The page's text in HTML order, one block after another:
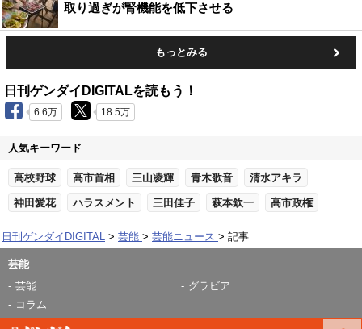
取り過ぎが腎機能を低下させる
もっとみる
日刊ゲンダイDIGITALを読もう！
6.6万 18.5万
人気キーワード
高校野球 高市首相 三山凌輝 青木歌音 清水アキラ
神田愛花 ハラスメント 三田佳子 萩本欽一 高市政権
日刊ゲンダイDIGITAL 芸能 芸能ニュース 記事
芸能
芸能
グラビア
コラム